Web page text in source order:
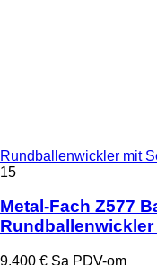
Rundballenwickler mit
15
Metal-Fach Z577
Rundballenwickler
9.400 € Sa PDV-om